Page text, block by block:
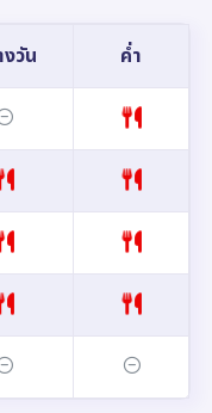
งวัน ค่ำ